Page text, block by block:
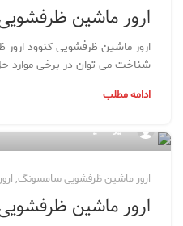
ارور ماشین
ارور ماشین ظرفشویی کنوود
شناخت می توان در برخی موارد
ادامه مطلب
مدیر سایت
ارور ماشین ظرفشویی سامسونگ,
ارور ماشین